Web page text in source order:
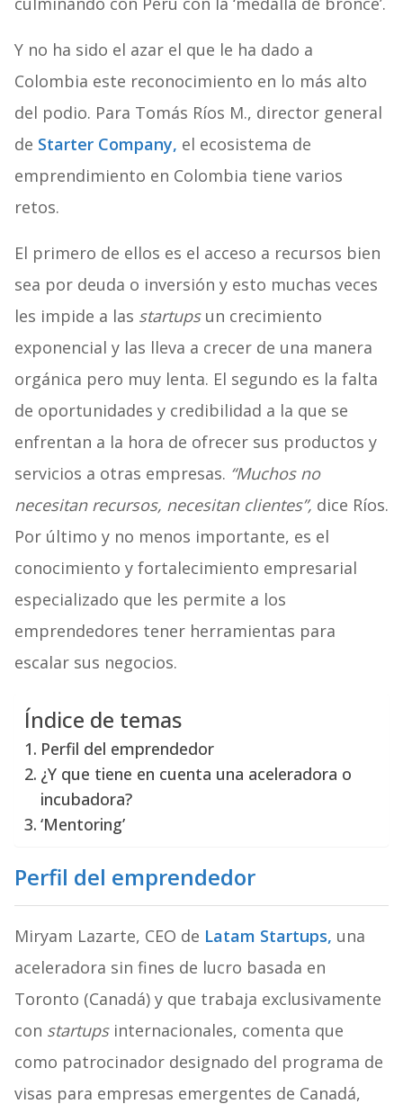
Y no ha sido el azar el que le ha dado a
Colombia este reconocimiento en lo más alto
del podio. Para Tomás Ríos M., director general
de Starter Company, el ecosistema de
emprendimiento en Colombia tiene varios
retos.
El primero de ellos es el acceso a recursos bien
sea por deuda o inversión y esto muchas veces
les impide a las startupsun crecimiento
exponencial y las lleva a crecer de una manera
orgánica pero muy lenta. El segundo es la falta
de oportunidades y credibilidad a la que se
enfrentan a la hora de ofrecer sus productos y
servicios a otras empresas. “Muchos no
necesitan recursos, necesitan clientes”, dice Ríos.
Por último y no menos importante, es el
conocimiento y fortalecimiento empresarial
especializado que les permite a los
emprendedores tener herramientas para
escalar sus negocios.
Índice de temas
Perfil del emprendedor
¿Y que tiene en cuenta una aceleradora o
incubadora?
‘Mentoring’
Perfil del emprendedor
Miryam Lazarte, CEO de Latam Startups, una
aceleradora sin fines de lucro basada en
Toronto (Canadá) y que trabaja exclusivamente
con startupsinternacionales, comenta que
como patrocinador designado del programa de
visas para empresas emergentes de Canadá,